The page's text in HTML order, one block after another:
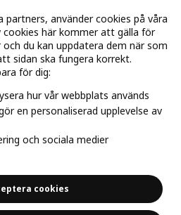
Cookiepolicy
Köp- & leveransvillkor Bolagsinformation
ångerrätten för tjänster
partners, använder cookies på våra
cookies här kommer att gälla för
och du kan uppdatera dem när som
sidan ska fungera korrekt.
för dig:
hur vår webbplats används
en personaliserad upplevelse av
och sociala medier
cookies